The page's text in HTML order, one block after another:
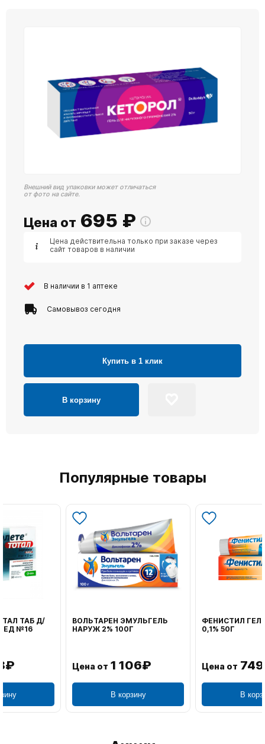
Внешний вид упаковки может отличаться
от фото на сайте.
Цена от 695 ₽
Цена действительна только при заказе через
сайт товаров в наличии
В наличии в 1 аптеке
Самовывоз сегодня
Купить в 1 клик
В корзину
Популярные товары
ВОЛЬТАРЕН ЭМУЛЬГЕЛЬ
НАРУЖ 2% 100Г
Цена от 1 106₽
ФЕНИСТИЛ ГЕЛЬ НАРУЖ
Цена от 749₽